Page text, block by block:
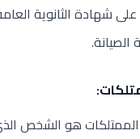
شهادة الثانوية
الصيانة.
هو الشخص